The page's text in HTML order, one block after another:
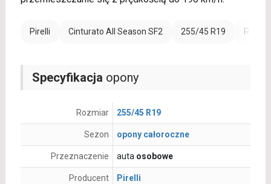
Pirelli Cinturato All Season SF2 255/45 R19 Rant
Specyfikacja opony
Rozmiar 255/45 R19
Sezon opony całoroczne
Przeznaczenie auta osobowe
Producent Pirelli